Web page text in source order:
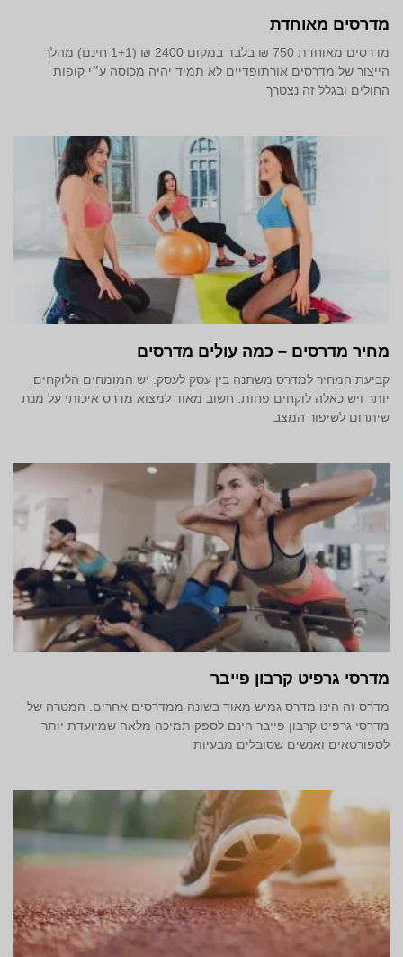
מדרסים מאוחדת
מדרסים מאוחדת 750 ₪ בלבד במקום 2400 ₪ (1+1 חינם) מהלך
הייצור של מדרסים אורתופדיים לא תמיד יהיה מכוסה ע״י קופות
החולים ובגלל זה נצטרך
מחיר מדרסים – כמה עולים מדרסים
קביעת המחיר למדרס משתנה בין עסק לעסק. יש המומחים הלוקחים
יותר ויש כאלה לוקחים פחות. חשוב מאוד למצוא מדרס איכותי על מנת
שיתרום לשיפור המצב
מדרסי גרפיט קרבון פייבר
מדרס זה הינו מדרס גמיש מאוד בשונה ממדרסים אחרים. המטרה של
מדרסי גרפיט קרבון פייבר הינם לספק תמיכה מלאה שמיועדת יותר
לספורטאים ואנשים שסובלים מבעיות